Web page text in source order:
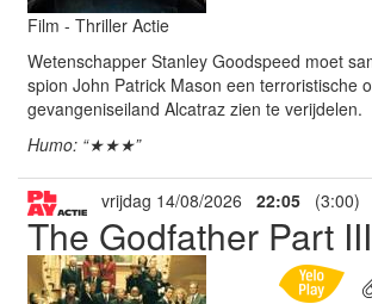
Film - Thriller Actie
Wetenschapper Stanley Goodspeed moet
spion John Patrick Mason een terroristische
gevangeniseiland Alcatraz zien te verijdelen.
Humo: “★★★”
vrijdag 14/08/2026 22:05 (3:00)
The Godfather Part III